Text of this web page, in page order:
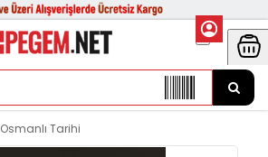
Osmanlı Tarihi